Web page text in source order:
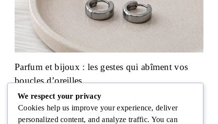
Parfum et bijoux : les gestes qui abîment vos
boucles d’oreilles
We respect your privacy
Cookies help us improve your experience, deliver
personalized content, and analyze traffic. You can